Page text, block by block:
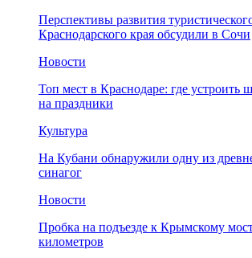
Перспективы развития
Краснодарского края обсудили в Сочи
Новости
Топ мест в Краснодаре: где устроить
на праздники
Культура
На Кубани обнаружили одну из
синагог
Новости
Пробка на подъезде к Крымскому
километров